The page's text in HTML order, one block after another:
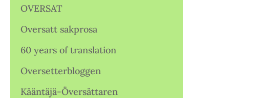
OVERSAT
Oversatt sakprosa
60 years of translation
Oversetterbloggen
Kääntäjä-Översättaren